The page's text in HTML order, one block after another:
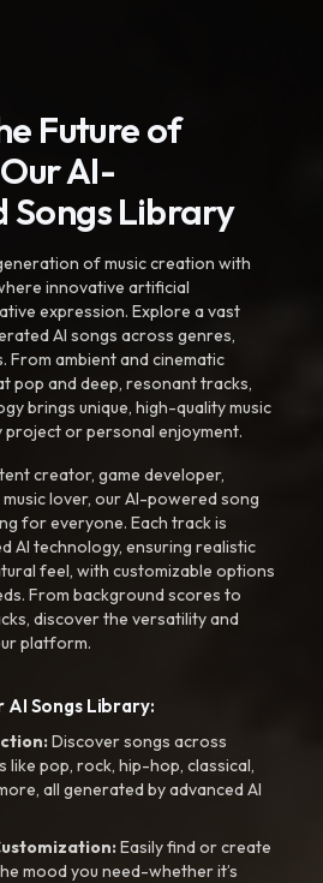
Future of
AI-
Songs Library
of music creation with
innovative artificial
expression. Explore a vast
AI songs across genres,
From ambient and cinematic
pop and deep, resonant tracks,
brings unique, high-quality music
or personal enjoyment.
creator, game developer,
lover, our AI-powered song
for everyone. Each track is
AI technology, ensuring realistic
feel, with customizable options
From background scores to
discover the versatility and
platform.
AI Songs Library:
Discover songs across
like pop, rock, hip-hop, classical,
all generated by advanced AI
Easily find or create
mood you need-whether it’s